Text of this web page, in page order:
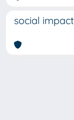
social impact